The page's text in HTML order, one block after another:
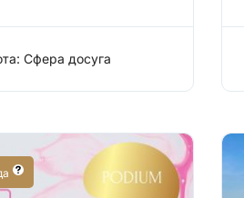
Сфера досуга